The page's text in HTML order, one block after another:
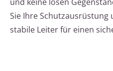
Sie Ihre Schutzausrüstung
stabile Leiter für einen